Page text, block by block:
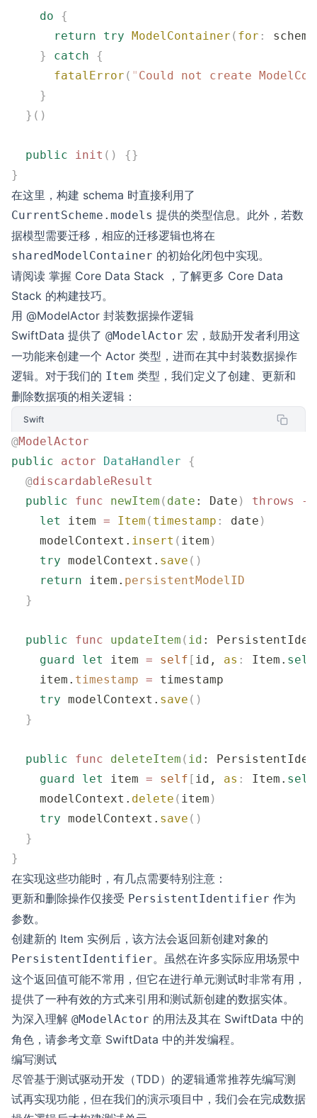
    do
{
      return
try ModelContainer ( for :
    }
catch {
      fatalError
( " Could not create
    }
  }()
  public
init ()
{}
}
在这里，构建 schema 时直接利用了
CurrentScheme.models 提供的类型信息。此外，若数
据模型需要迁移，相应的迁移逻辑也将在
sharedModelContainer 的初始化闭包中实现。
请阅读 掌握 Core Data Stack ，了解更多 Core Data
Stack 的构建技巧。
用 @ModelActor 封装数据操作逻辑
SwiftData 提供了 @ModelActor 宏，鼓励开发者利用这
一功能来创建一个 Actor 类型，进而在其中封装数据操作
逻辑。对于我们的 Item 类型，我们定义了创建、更新和
删除数据项的相关逻辑：
Swift
@ModelActor
public actor DataHandler {
  @
discardableResult
  public
func newItem ( date : Date ) throws ->
    let
item = Item ( timestamp : date )
    modelContext.
insert ( item )
    try
modelContext. save ()
    return
item. persistentModelID
  }
  public
func updateItem ( id :
    guard
let item = self [ id, as : Item. self
    item.
timestamp = timestamp
    try
modelContext. save ()
  }
  public
func deleteItem ( id :
    guard
let item = self [ id, as : Item. self
    modelContext.
delete ( item )
    try
modelContext. save ()
  }
}
在实现这些功能时，有几点需要特别注意：
更新和删除操作仅接受 PersistentIdentifier 作为
参数。
创建新的 Item 实例后，该方法会返回新创建对象的
PersistentIdentifier。虽然在许多实际应用场景中
这个返回值可能不常用，但它在进行单元测试时非常有用，
提供了一种有效的方式来引用和测试新创建的数据实体。
为深入理解 @ModelActor 的用法及其在 SwiftData 中的
角色，请参考文章 SwiftData 中的并发编程。
编写测试
尽管基于测试驱动开发（TDD）的逻辑通常推荐先编写测
试再实现功能，但在我们的演示项目中，我们会在完成数据